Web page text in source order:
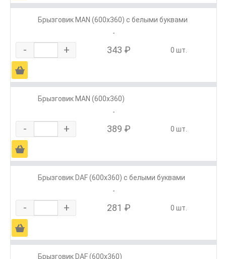
Брызговик MAN (600х360) с белыми буквами
-
- + 343 ₽ 0 шт.
Ä
Брызговик MAN (600х360)
-
- + 389 ₽ 0 шт.
Ä
Брызговик DAF (600х360) с белыми буквами
-
- + 281 ₽ 0 шт.
Ä
Брызговик DAF (600х360)